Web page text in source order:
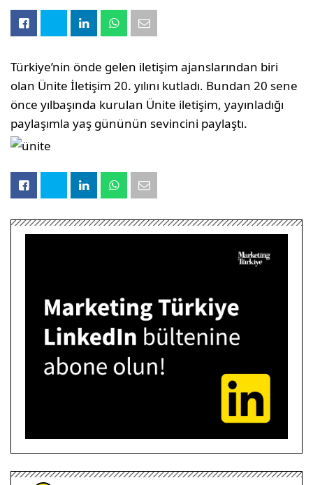
Türkiye’nin önde gelen iletişim ajanslarından biri
olan Ünite İletişim 20. yılını kutladı. Bundan 20 sene
önce yılbaşında kurulan Ünite iletişim, yayınladığı
paylaşımla yaş gününün sevincini paylaştı.